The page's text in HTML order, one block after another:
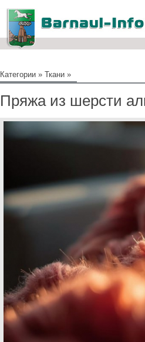
Категории » Ткани »
Пряжа из шерсти